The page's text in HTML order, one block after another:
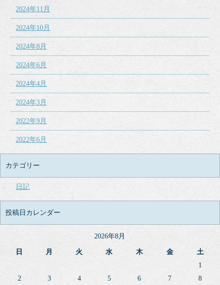
2024年11月
2024年10月
2024年8月
2024年6月
2024年4月
2024年3月
2022年9月
2022年6月
カテゴリー
日記
投稿日カレンダー
2026年8月
日 月 火 水 木 金
土
1
2
3 4 5 6 7 8